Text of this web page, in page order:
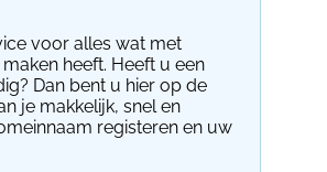
voor alles wat met
heeft. Heeft u een
Dan bent u hier op de
je makkelijk, snel en
registeren en uw